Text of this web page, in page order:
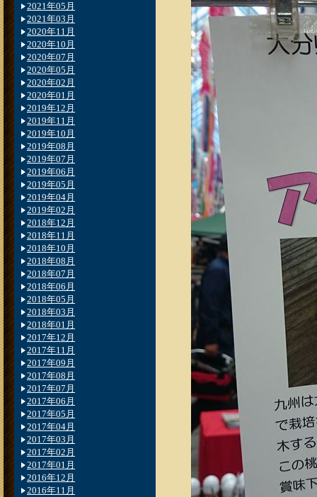
2021年05月
2021年03月
2020年11月
2020年10月
2020年07月
2020年05月
2020年02月
2020年01月
2019年12月
2019年11月
2019年10月
2019年08月
2019年07月
2019年06月
2019年05月
2019年04月
2019年02月
2018年12月
2018年11月
2018年10月
2018年08月
2018年07月
2018年06月
2018年05月
2018年03月
2018年01月
2017年12月
2017年11月
2017年09月
2017年08月
2017年07月
2017年06月
2017年05月
2017年04月
2017年03月
2017年02月
2017年01月
2016年12月
2016年11月